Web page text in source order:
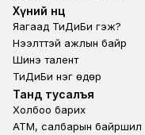
Footer second
Хүний нөөц
Яагаад ТиДиБи гэж?
Нээлттэй ажлын байр
Шинэ талент
ТиДиБи нэг өдөр
Footer fourth
Танд тусалъя
Холбоо барих
ATM, салбарын байршил